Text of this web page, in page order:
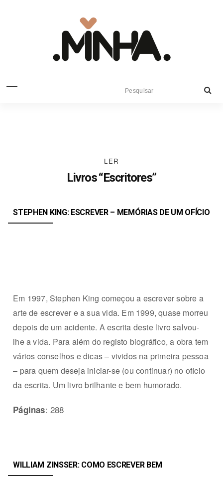
LER
Livros “Escritores”
STEPHEN KING: ESCREVER – MEMÓRIAS DE UM OFÍCIO
Em 1997, Stephen King começou a escrever sobre a
arte de escrever e a sua vida. Em 1999, quase morreu
depois de um acidente. A escrita deste livro salvou-
lhe a vida. Para além do registo biográfico, a obra tem
vários conselhos e dicas – vividos na primeira pessoa
– para quem deseja iniciar-se (ou continuar) no ofício
da escrita. Um livro brilhante e bem humorado.
Páginas: 288
WILLIAM ZINSSER: COMO ESCREVER BEM